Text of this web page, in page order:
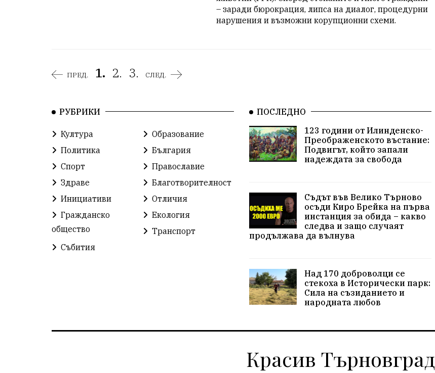
– заради бюрокрация, липса на диалог, процедурни
нарушения и възможни корупционни схеми.
ПРЕД. 1. 2. 3. СЛЕД.
РУБРИКИ
Култура
Образование
Политика
България
Спорт
Православие
Здраве
Благотворителност
Инициативи
Отличия
Гражданско
общество
Екология
Транспорт
Събития
ПОСЛЕДНО
123 години от Илинденско-
Преображенското въстание:
Подвигът, който запали
надеждата за свобода
Съдът във Велико Търново
осъди Киро Брейка на първа
инстанция за обида – какво
следва и защо случаят
продължава да вълнува
Над 170 доброволци се
стекоха в Исторически парк:
Сила на съзиданието и
народната любов
Красив Търновград